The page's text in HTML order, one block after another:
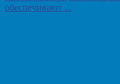
обеспечивают ...